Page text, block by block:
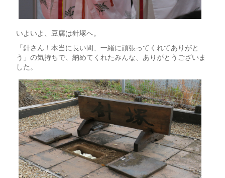
いよいよ、豆腐は針塚へ。
「針さん！本当に長い間、一緒に頑張ってくれてありがと
う」の気持ちで、納めてくれたみんな、ありがとうございま
した。